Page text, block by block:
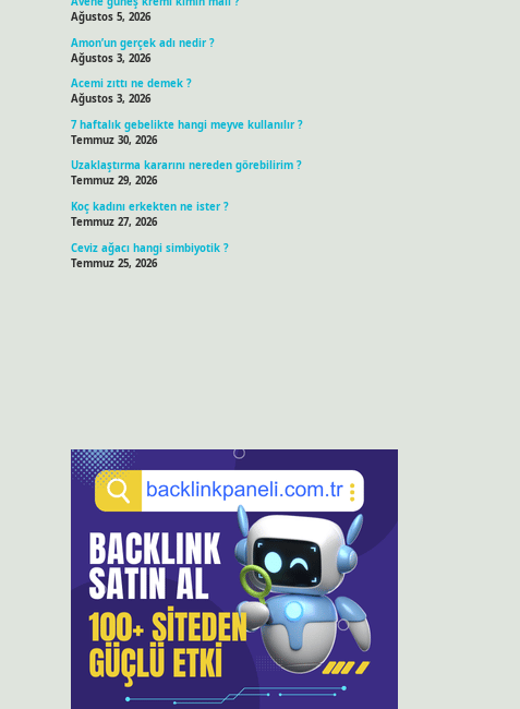
Ağustos 5, 2026
Amon’un gerçek adı nedir ?
Ağustos 3, 2026
Acemi zıttı ne demek ?
Ağustos 3, 2026
7 haftalık gebelikte hangi meyve kullanılır ?
Temmuz 30, 2026
Uzaklaştırma kararını nereden görebilirim ?
Temmuz 29, 2026
Koç kadını erkekten ne ister ?
Temmuz 27, 2026
Ceviz ağacı hangi simbiyotik ?
Temmuz 25, 2026